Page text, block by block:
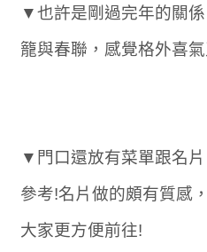
▼也許是剛過完年的關
籠與春聯，感覺格外喜
▼門口還放有菜單跟名
參考!名片做的頗有質感
大家更方便前往!